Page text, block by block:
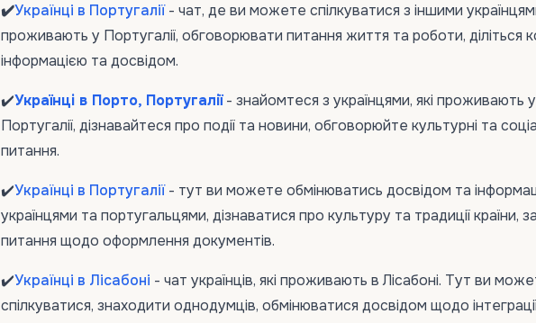
✔️Українці в Португалії- чат, де ви можете спілкуватися з іншими
проживають у Португалії, обговорювати питання життя та роботи, діліться
інформацією та досвідом.
✔️Українці в Порто, Португалії- знайомтеся з українцями, які проживають
Португалії, дізнавайтеся про події та новини, обговорюйте культурні та
питання.
✔️Українці в Португалії- тут ви можете обмінюватись досвідом та
українцями та португальцями, дізнаватися про культуру та традиції країни,
питання щодо оформлення документів.
✔️Українці в Лісабоні - чат українців, які проживають в Лісабоні. Тут ви
спілкуватися, знаходити однодумців, обмінюватися досвідом щодо